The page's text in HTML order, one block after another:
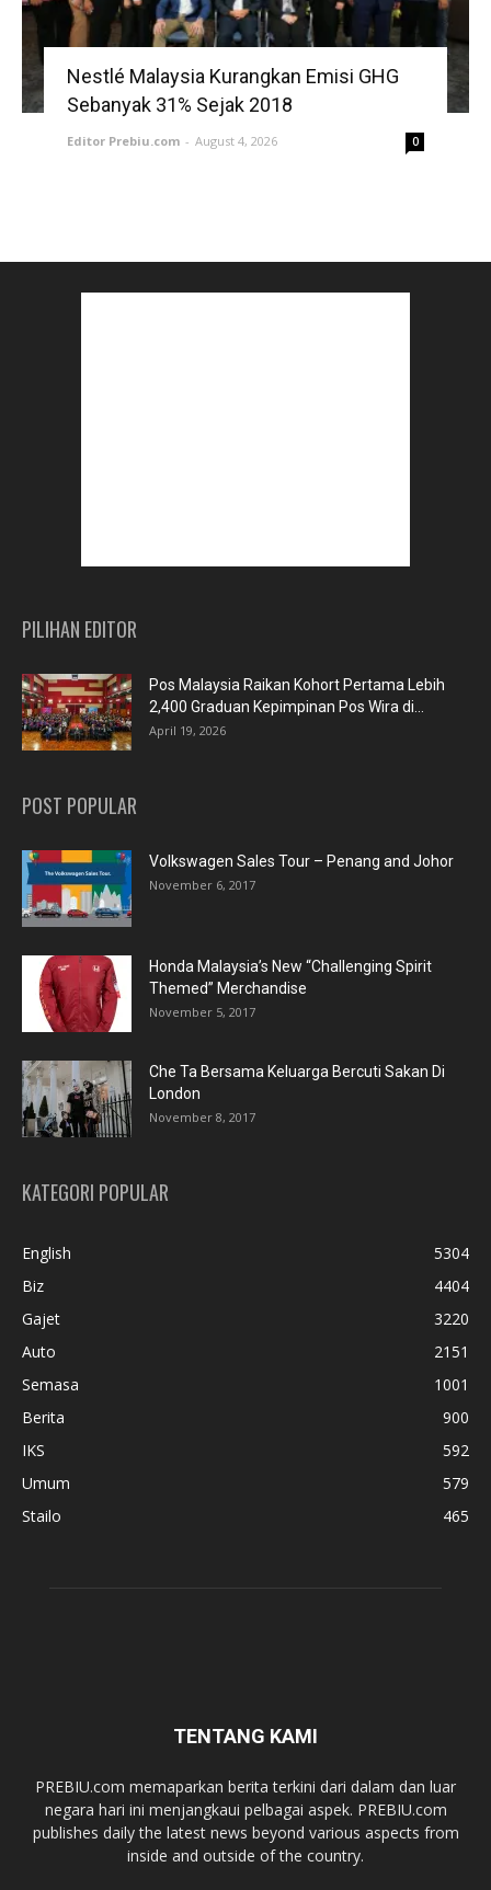
Nestlé Malaysia Kurangkan Emisi GHG
Sebanyak 31% Sejak 2018
Editor Prebiu.com - August 4, 2026 0
PILIHAN EDITOR
Pos Malaysia Raikan Kohort Pertama Lebih
2,400 Graduan Kepimpinan Pos Wira di...
April 19, 2026
POST POPULAR
Volkswagen Sales Tour – Penang and Johor
November 6, 2017
Honda Malaysia’s New “Challenging Spirit
Themed” Merchandise
November 5, 2017
Che Ta Bersama Keluarga Bercuti Sakan Di
London
November 8, 2017
KATEGORI POPULAR
English
5304
Biz
4404
Gajet
3220
Auto
2151
Semasa
1001
Berita
900
IKS
592
Umum
579
Stailo
465
TENTANG KAMI
PREBIU.com memaparkan berita terkini dari dalam dan luar
negara hari ini menjangkaui pelbagai aspek. PREBIU.com
publishes daily the latest news beyond various aspects from
inside and outside of the country.